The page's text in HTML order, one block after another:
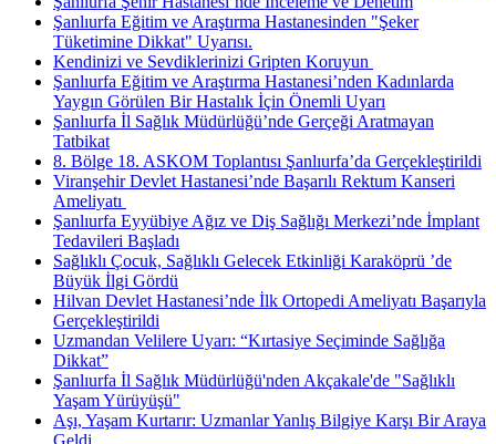
Şanlıurfa Eğitim ve Araştırma Hastanesinden "Şeker
Tüketimine Dikkat" Uyarısı.
Kendinizi ve Sevdiklerinizi Gripten Koruyun ​
Şanlıurfa Eğitim ve Araştırma Hastanesi’nden Kadınlarda
Yaygın Görülen Bir Hastalık İçin Önemli Uyarı
Şanlıurfa İl Sağlık Müdürlüğü’nde Gerçeği Aratmayan
Tatbikat
8. Bölge 18. ASKOM Toplantısı Şanlıurfa’da Gerçekleştirildi
Viranşehir Devlet Hastanesi’nde Başarılı Rektum Kanseri
Ameliyatı ​
Şanlıurfa Eyyübiye Ağız ve Diş Sağlığı Merkezi’nde İmplant
Tedavileri Başladı
Sağlıklı Çocuk, Sağlıklı Gelecek Etkinliği Karaköprü ’de
Büyük İlgi Gördü
Hilvan Devlet Hastanesi’nde İlk Ortopedi Ameliyatı Başarıyla
Gerçekleştirildi
Uzmandan Velilere Uyarı: “Kırtasiye Seçiminde Sağlığa
Dikkat”
Şanlıurfa İl Sağlık Müdürlüğü'nden Akçakale'de "Sağlıklı
Yaşam Yürüyüşü"
Aşı, Yaşam Kurtarır: Uzmanlar Yanlış Bilgiye Karşı Bir Araya
Geldi